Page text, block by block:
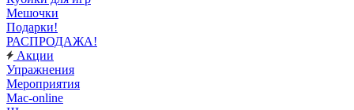
Мешочки
Подарки!
РАСПРОДАЖА!
Акции
Упражнения
Мероприятия
Mac-online